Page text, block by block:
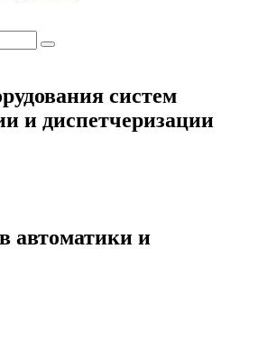
систем
и диспетчеризации
автоматики и